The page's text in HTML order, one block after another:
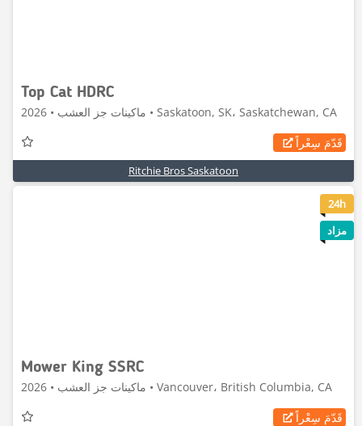
Top Cat HDRC
ماكينات جز العشب • 2026 • Saskatoon, SK، Saskatchewan, CA
قَدّمَ سِعْراً
Ritchie Bros Saskatoon
8
Mower King SSRC
ماكينات جز العشب • 2026 • Vancouver، British Columbia, CA
قَدّمَ سِعْراً
24h
مزاد